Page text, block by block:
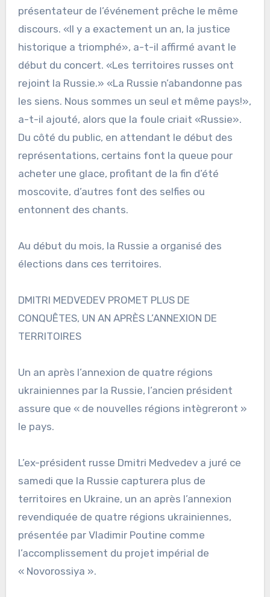
présentateur de l’événement prêche le même
discours. «Il y a exactement un an, la justice
historique a triomphé», a-t-il affirmé avant le
début du concert. «Les territoires russes ont
rejoint la Russie.» «La Russie n’abandonne pas
les siens. Nous sommes un seul et même pays!»,
a-t-il ajouté, alors que la foule criait «Russie».
Du côté du public, en attendant le début des
représentations, certains font la queue pour
acheter une glace, profitant de la fin d’été
moscovite, d’autres font des selfies ou
entonnent des chants.
Au début du mois, la Russie a organisé des
élections dans ces territoires.
DMITRI MEDVEDEV PROMET PLUS DE
CONQUÊTES, UN AN APRÈS L’ANNEXION DE
TERRITOIRES
Un an après l’annexion de quatre régions
ukrainiennes par la Russie, l’ancien président
assure que « de nouvelles régions intègreront »
le pays.
L’ex-président russe Dmitri Medvedev a juré ce
samedi que la Russie capturera plus de
territoires en Ukraine, un an après l’annexion
revendiquée de quatre régions ukrainiennes,
présentée par Vladimir Poutine comme
l’accomplissement du projet impérial de
« Novorossiya ».